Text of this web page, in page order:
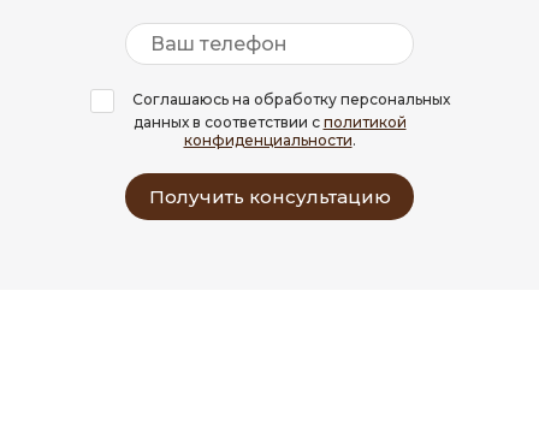
Соглашаюсь на обработку персональных
данных в соответствии с политикой
конфиденциальности.
Получить консультацию